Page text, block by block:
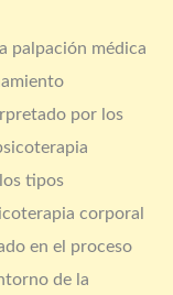
palpación médica
por los
tipos
corporal
en el proceso
de la